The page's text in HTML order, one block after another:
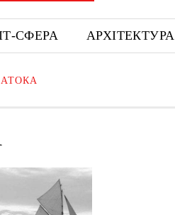
СФЕРА АРХІТЕКТУРА